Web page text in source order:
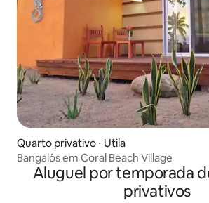
Quarto privativo ⋅ Utila
Bangalôs em Coral Beach Village
Aluguel por temporada
privativos